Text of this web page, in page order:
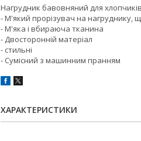
Нагрудник бавовняний для
- М'який прорізувач на нагруднику,
- М'яка і вбираюча тканина
- Двосторонній матеріал
- стильні
- Сумісний з машинним пранням
ХАРАКТЕРИСТИКИ